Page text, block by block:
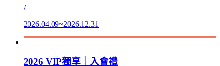
/
2026.04.09~2026.12.31
2026 VIP獨享｜入會禮